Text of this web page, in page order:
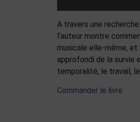
A travers une
l’auteur montre
musicale elle-même,
approfondi de la survie
temporalité, le travail,
Commander le livre